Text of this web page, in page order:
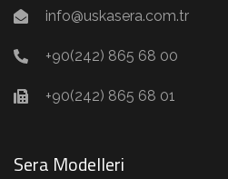
info@uskasera.com.tr
+90(242) 865 68 00
+90(242) 865 68 01
Sera Modelleri